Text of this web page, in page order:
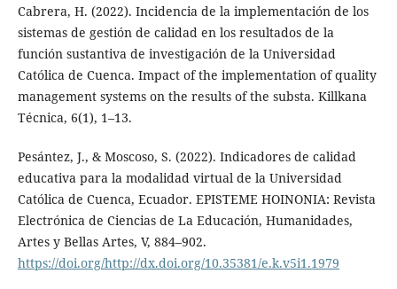
Cabrera, H. (2022). Incidencia de la implementación de los
sistemas de gestión de calidad en los resultados de la
función sustantiva de investigación de la Universidad
Católica de Cuenca. Impact of the implementation of quality
management systems on the results of the substa. Killkana
Técnica, 6(1), 1–13.
Pesántez, J., & Moscoso, S. (2022). Indicadores de calidad
educativa para la modalidad virtual de la Universidad
Católica de Cuenca, Ecuador. EPISTEME HOINONIA: Revista
Electrónica de Ciencias de La Educación, Humanidades,
Artes y Bellas Artes, V, 884–902.
https://doi.org/http://dx.doi.org/10.35381/e.k.v5i1.1979